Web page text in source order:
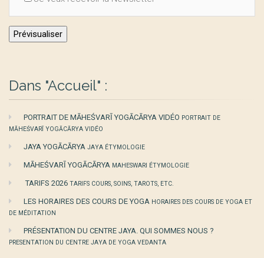
Dans "Accueil" :
PORTRAIT DE MĀHEŚVARĪ YOGĀCĀRYA VIDÉO PORTRAIT DE
MĀHEŚVARĪ YOGĀCĀRYA VIDÉO
JAYA YOGĀCĀRYA JAYA ÉTYMOLOGIE
MĀHEŚVARĪ YOGĀCĀRYA MAHESWARI ÉTYMOLOGIE
TARIFS 2026 TARIFS COURS, SOINS, TAROTS, ETC.
LES HORAIRES DES COURS DE YOGA HORAIRES DES COURS DE YOGA ET
DE MÉDITATION
PRÉSENTATION DU CENTRE JAYA. QUI SOMMES NOUS ?
PRESENTATION DU CENTRE JAYA DE YOGA VEDANTA